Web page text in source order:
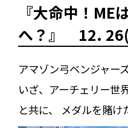
『大命中！ME
へ？』 12.
アマゾン弓ベンジャー
いざ、アーチェリー世
と共に、 メダルを賭け